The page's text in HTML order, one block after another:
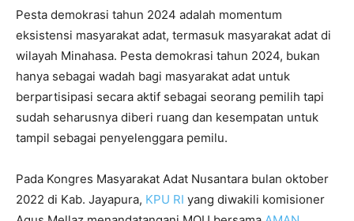
Pesta demokrasi tahun 2024 adalah momentum
eksistensi masyarakat adat, termasuk masyarakat adat di
wilayah Minahasa. Pesta demokrasi tahun 2024, bukan
hanya sebagai wadah bagi masyarakat adat untuk
berpartisipasi secara aktif sebagai seorang pemilih tapi
sudah seharusnya diberi ruang dan kesempatan untuk
tampil sebagai penyelenggara pemilu.
Pada Kongres Masyarakat Adat Nusantara bulan oktober
2022 di Kab. Jayapura, KPU RI yang diwakili komisioner